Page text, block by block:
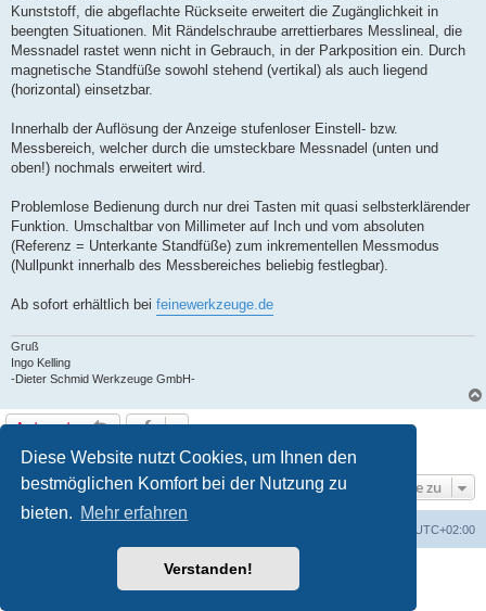
Diese Website nutzt Cookies, um Ihnen den
bestmöglichen Komfort bei der Nutzung zu
bieten. Mehr erfahren
Verstanden!
Kunststoff, die abgeflachte Rückseite erweitert die Zugänglichkeit in
beengten Situationen. Mit Rändelschraube arrettierbares Messlineal, die
Messnadel rastet wenn nicht in Gebrauch, in der Parkposition ein. Durch
magnetische Standfüße sowohl stehend (vertikal) als auch liegend
(horizontal) einsetzbar.
Innerhalb der Auflösung der Anzeige stufenloser Einstell- bzw.
Messbereich, welcher durch die umsteckbare Messnadel (unten und
oben!) nochmals erweitert wird.
Problemlose Bedienung durch nur drei Tasten mit quasi selbsterklärender
Funktion. Umschaltbar von Millimeter auf Inch und vom absoluten
(Referenz = Unterkante Standfüße) zum inkrementellen Messmodus
(Nullpunkt innerhalb des Messbereiches beliebig festlegbar).
Ab sofort erhältlich bei feinewerkzeuge.de
Gruß
Ingo Kelling
-Dieter Schmid Werkzeuge GmbH-
Antworten
1 Beitrag • Seite1von1
Gehe zu
UTC+02:00
Powered byphpBB® Forum Software © phpBB Limited
phpBB.de